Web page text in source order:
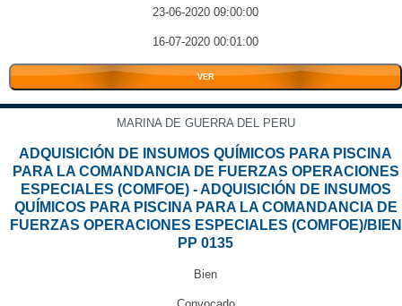
23-06-2020 09:00:00
16-07-2020 00:01:00
VER
MARINA DE GUERRA DEL PERU
ADQUISICIÓN DE INSUMOS QUÍMICOS PARA PISCINA
PARA LA COMANDANCIA DE FUERZAS OPERACIONES
ESPECIALES (COMFOE) - ADQUISICIÓN DE INSUMOS
QUÍMICOS PARA PISCINA PARA LA COMANDANCIA DE
FUERZAS OPERACIONES ESPECIALES (COMFOE)/BIEN
PP 0135
Bien